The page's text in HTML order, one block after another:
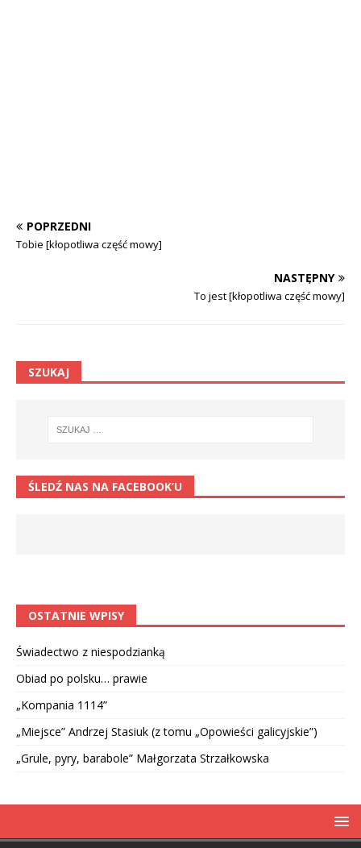
POPRZEDNI
Tobie [kłopotliwa część mowy]
NASTĘPNY
To jest [kłopotliwa część mowy]
SZUKAJ
ŚLEDŹ NAS NA FACEBOOK’U
OSTATNIE WPISY
Świadectwo z niespodzianką
Obiad po polsku… prawie
„Kompania 1114”
„Miejsce” Andrzej Stasiuk (z tomu „Opowieści galicyjskie”)
„Grule, pyry, barabole” Małgorzata Strzałkowska